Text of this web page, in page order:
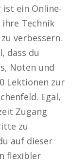
ein Online-
ihre Technik
verbessern.
dass du
Noten und
Lektionen zur
Egal,
Zugang
zu
auf dieser
flexibler